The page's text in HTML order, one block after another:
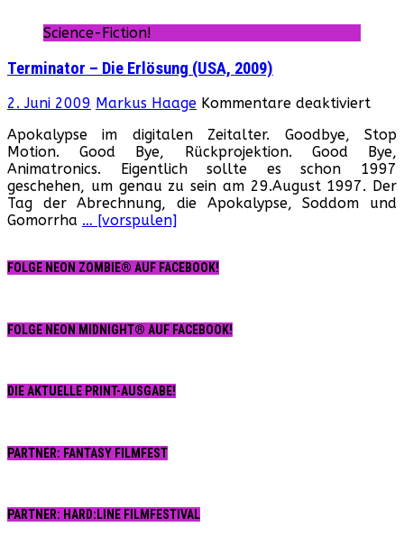
Science-Fiction!
Terminator – Die Erlösung (USA, 2009)
2. Juni 2009 Markus Haage Kommentare deaktiviertfür
–
Die
Apokalypse im digitalen Zeitalter. Goodbye, Stop
Motion. Good Bye, Rückprojektion. Good Bye,
Animatronics. Eigentlich sollte es schon 1997
geschehen, um genau zu sein am 29.August 1997. Der
Tag der Abrechnung, die Apokalypse, Soddom und
Gomorrha … [vorspulen]
FOLGE NEON ZOMBIE® AUF FACEBOOK!
FOLGE NEON MIDNIGHT® AUF FACEBOOK!
DIE AKTUELLE PRINT-AUSGABE!
PARTNER: FANTASY FILMFEST
PARTNER: HARD:LINE FILMFESTIVAL